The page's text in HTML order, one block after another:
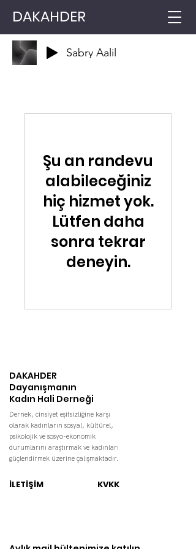
DAKAHDER
Sabry Aalil
Şu an randevu
alabileceğiniz
hiç hizmet yok.
Lütfen daha
sonra tekrar
deneyin.
DAKAHDER
Dayanışmanın
Kadın Hali Derneği
Dernek, cinsiyet eşitsizliğine karşı
olarak kadınların sosyal, kültürel,
psikolojik ve sosyo-ekonomik
durumlarını araştırmak ve kadınları
güçlendirmek üzerine çalışmaktadır.
İLETİŞİM KVKK